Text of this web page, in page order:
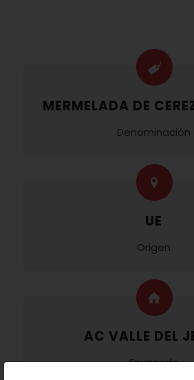
MERMELADA DE
Denominación
UE
Origen
AC VALLE DEL
Envasado